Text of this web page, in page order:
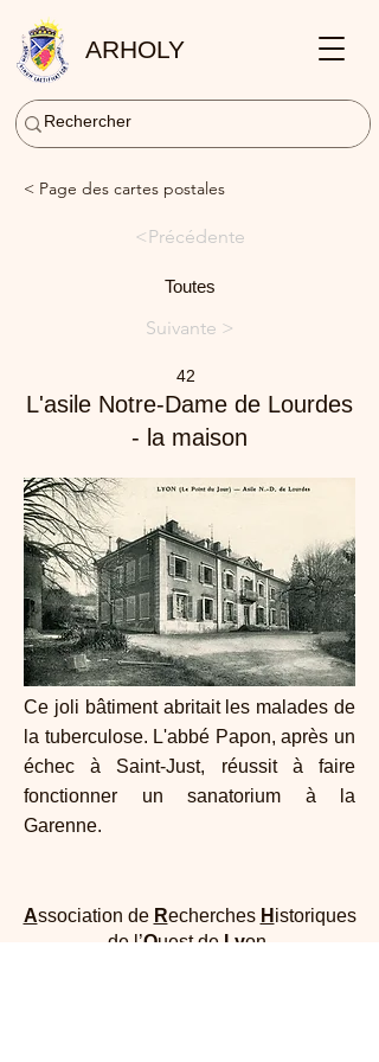
ARHOLY
< Page des cartes postales
<Précédente
Toutes
Suivante >
42
L'asile Notre-Dame de Lourdes
- la maison
Ce joli bâtiment abritait les malades de
la tuberculose. L'abbé Papon, après un
échec à Saint-Just, réussit à faire
fonctionner un sanatorium à la
Garenne.
Association de Recherches H istoriques
de l’Ouest de Lyon